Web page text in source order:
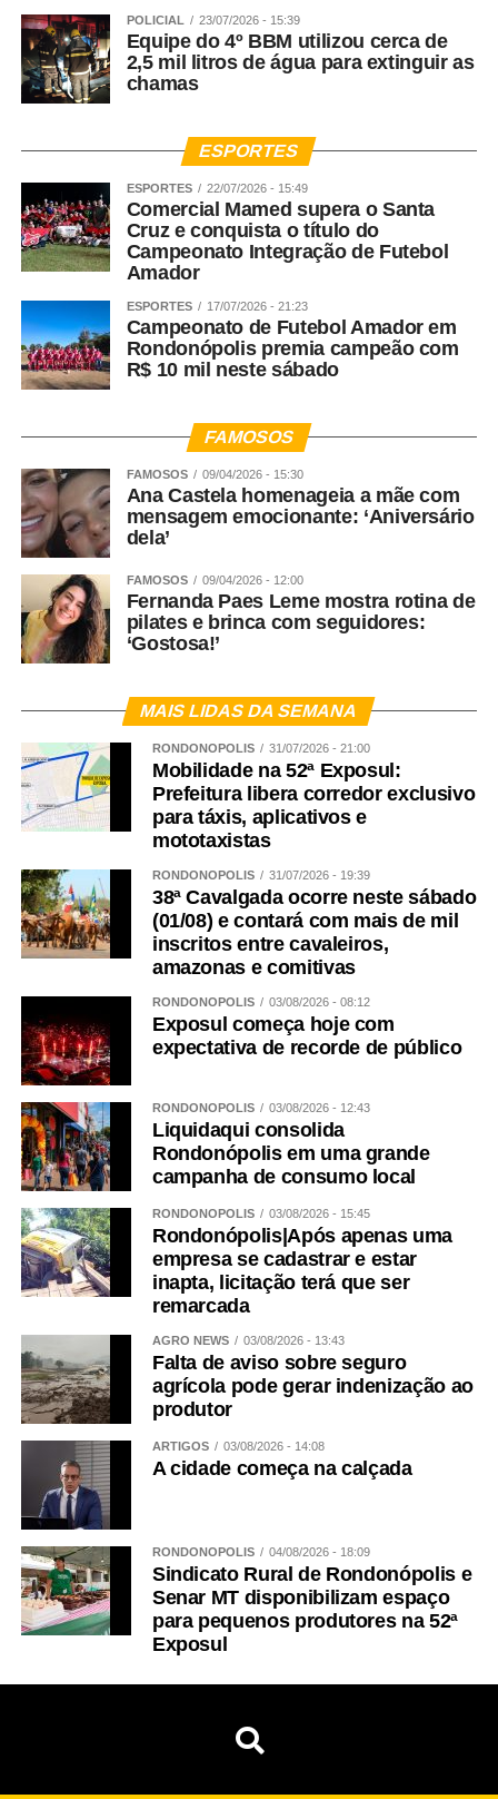
POLICIAL 23/07/2026 - 15:39
Equipe do 4º BBM utilizou cerca de
2,5 mil litros de água para extinguir as
chamas
ESPORTES
ESPORTES 22/07/2026 - 15:49
Comercial Mamed supera o Santa
Cruz e conquista o título do
Campeonato Integração de Futebol
Amador
ESPORTES 17/07/2026 - 21:23
Campeonato de Futebol Amador em
Rondonópolis premia campeão com
R$ 10 mil neste sábado
FAMOSOS
FAMOSOS 09/04/2026 - 15:30
Ana Castela homenageia a mãe com
mensagem emocionante: ‘Aniversário
dela’
FAMOSOS 09/04/2026 - 12:00
Fernanda Paes Leme mostra rotina de
pilates e brinca com seguidores:
‘Gostosa!’
MAIS LIDAS DA SEMANA
RONDONÓPOLIS 31/07/2026 - 21:00
Mobilidade na 52ª Exposul:
Prefeitura libera corredor exclusivo
para táxis, aplicativos e
mototaxistas
RONDONÓPOLIS 31/07/2026 - 19:39
38ª Cavalgada ocorre neste sábado
(01/08) e contará com mais de mil
inscritos entre cavaleiros,
amazonas e comitivas
RONDONÓPOLIS 03/08/2026 - 08:12
Exposul começa hoje com
expectativa de recorde de público
RONDONÓPOLIS 03/08/2026 - 12:43
Liquidaqui consolida
Rondonópolis em uma grande
campanha de consumo local
RONDONÓPOLIS 03/08/2026 - 15:45
Rondonópolis|Após apenas uma
empresa se cadastrar e estar
inapta, licitação terá que ser
remarcada
AGRO NEWS 03/08/2026 - 13:43
Falta de aviso sobre seguro
agrícola pode gerar indenização ao
produtor
ARTIGOS 03/08/2026 - 14:08
A cidade começa na calçada
RONDONÓPOLIS 04/08/2026 - 18:09
Sindicato Rural de Rondonópolis e
Senar MT disponibilizam espaço
para pequenos produtores na 52ª
Exposul